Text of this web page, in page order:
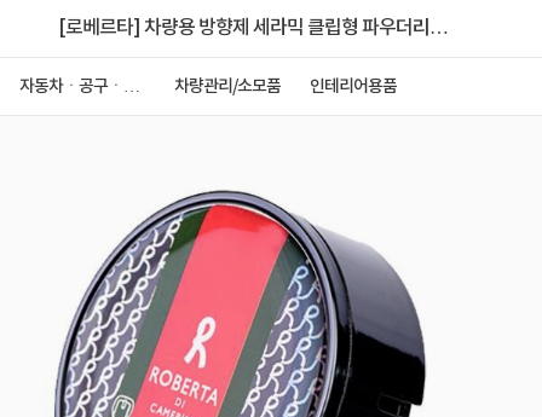
[로베르타] 차량용 방향제 세라믹 클립형 파우더리머
자동차ㆍ공구ㆍ안
차량관리/소모품 인테리어용품